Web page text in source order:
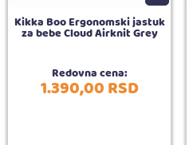
Kikka Boo Ergonomski jastuk
za bebe Cloud Airknit Grey
Redovna cena:
1.390,00RSD